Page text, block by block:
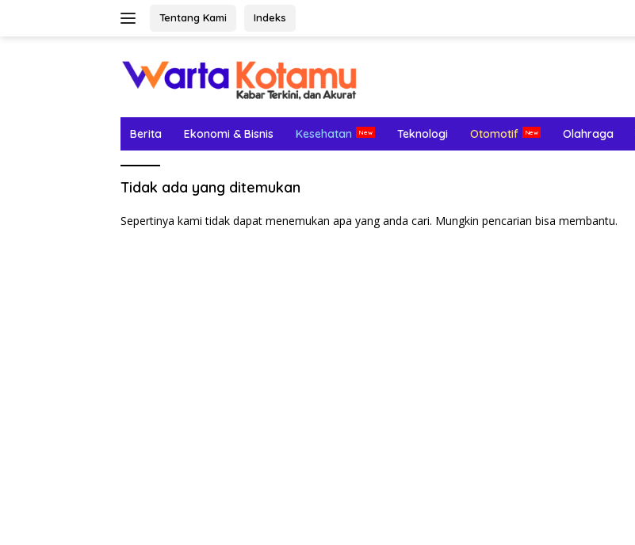
Tentang Kami Indeks
Berita Ekonomi & Bisnis Kesehatan Teknologi Otomotif Olahraga
Tidak ada yang ditemukan
Sepertinya kami tidak dapat menemukan apa yang anda cari. Mungkin pencarian bisa membantu.